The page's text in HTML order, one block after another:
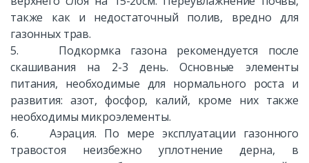
также как и недостаточный полив, вредно для
газонных трав.
5. Подкормка газона рекомендуется после
скашивания на 2-3 день. Основные элементы
питания, необходимые для нормального роста и
развития: азот, фосфор, калий, кроме них также
необходимы микроэлементы.
6. Аэрация. По мере эксплуатации газонного
травостоя неизбежно уплотнение дерна, в